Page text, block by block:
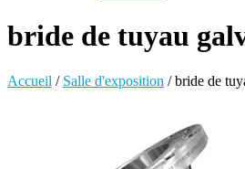
bride de tuyau
Accueil / Salle d'exposition /bride de